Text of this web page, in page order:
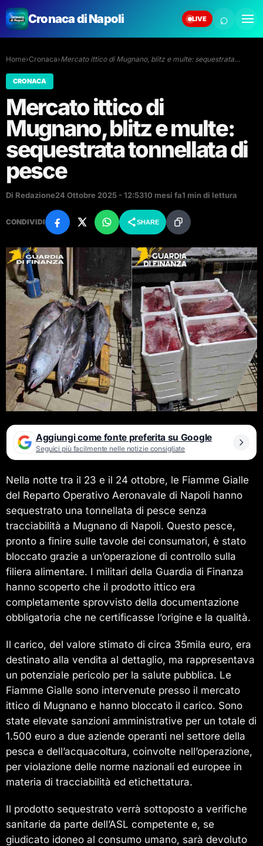
Cronaca di Napoli LIVE ⌕
Home›Cronaca›Mercato ittico di Mugnano, blitz e multe: sequestrata…
CRONACA
Mercato ittico di
Mugnano, blitz e multe:
sequestrata tonnellata di
pesce
Di Redazione24 Ottobre 2025 - 12:5310 mesi fa1 min di lettura
CONDIVIDI SHARE
Aggiungi come fonte preferita su Google
Seguici più facilmente nelle notizie consigliate
Nella notte tra il 23 e il 24 ottobre, le Fiamme Gialle
del Reparto Operativo Aeronavale di Napoli hanno
sequestrato una tonnellata di pesce senza
tracciabilità a Mugnano di Napoli. Questo pesce,
pronto a finire sulle tavole dei consumatori, è stato
bloccato grazie a un’operazione di controllo sulla
filiera alimentare. I militari della Guardia di Finanza
hanno scoperto che il prodotto ittico era
completamente sprovvisto della documentazione
obbligatoria che ne certificasse l’origine e la qualità.
Il carico, del valore stimato di circa 35mila euro, era
destinato alla vendita al dettaglio, ma rappresentava
un potenziale pericolo per la salute pubblica. Le
Fiamme Gialle sono intervenute presso il mercato
ittico di Mugnano e hanno bloccato il carico. Sono
state elevate sanzioni amministrative per un totale di
1.500 euro a due aziende operanti nel settore della
pesca e dell’acquacoltura, coinvolte nell’operazione,
per violazione delle norme nazionali ed europee in
materia di tracciabilità ed etichettatura.
Il prodotto sequestrato verrà sottoposto a verifiche
sanitarie da parte dell’ASL competente e, se
giudicato idoneo al consumo umano, sarà devoluto